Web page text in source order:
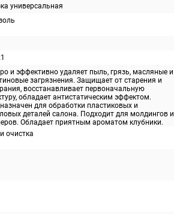
универсальная
и эффективно удаляет пыль, грязь, масляные и
загрязнения. Защищает от старения и
восстанавливает первоначальную
обладает антистатическим эффектом.
для обработки пластиковых и
деталей салона. Подходит для молдингов и
Обладает приятным ароматом клубники.
очистка